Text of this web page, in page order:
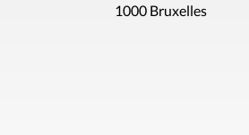
1000 Bruxelles